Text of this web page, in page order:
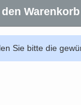
den Warenkorb
Sie bitte die